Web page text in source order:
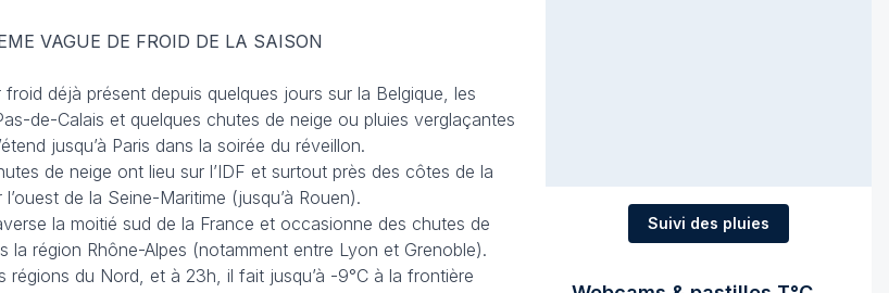
VAGUE DE FROID DE LA SAISON
froid déjà présent depuis quelques jours sur la Belgique, les
de-Calais et quelques chutes de neige ou pluies verglaçantes
jusqu’à Paris dans la soirée du réveillon.
de neige ont lieu sur l’IDF et surtout près des côtes de la
de la Seine-Maritime (jusqu’à Rouen).
la moitié sud de la France et occasionne des chutes de
la région Rhône-Alpes (notamment entre Lyon et Grenoble).
régions du Nord, et à 23h, il fait jusqu’à -9°C à la frontière
Suivi des pluies